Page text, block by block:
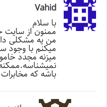
Vahid
با سلام
ممنون از سایت
من یه مشکلی
میکنم با وجود
میزنه مجدد
باشه که